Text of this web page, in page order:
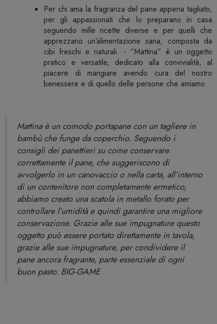
Per chi ama la fragranza del pane appena tagliato,
per gli appassionati che lo preparano in casa
seguendo mille ricette diverse e per quelli che
apprezzano un’alimentazione sana, composta da
cibi freschi e naturali. - “Mattina” è un oggetto
pratico e versatile, dedicato alla convivialità, al
piacere di mangiare avendo cura del nostro
benessere e di quello delle persone che amiamo
Mattina è un comodo portapane con un tagliere in
bambù che funge da coperchio. Seguendo i
consigli dei panettieri su come conservare
correttamente il pane, che suggeriscono di
avvolgerlo in un canovaccio o nella carta, all’interno
di un contenitore non completamente ermetico,
abbiamo creato una scatola in metallo forato per
controllare l’umidità e quindi garantire una migliore
conservazione. Grazie alle sue impugnature questo
oggetto può essere portato direttamente in tavola,
grazie alle sue impugnature, per condividere il
pane ancora fragrante, parte essenziale di ogni
buon pasto. BIG-GAME